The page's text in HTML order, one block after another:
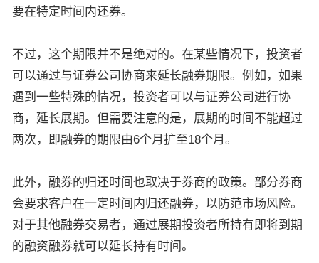
要在特定时间内还券。
不过，这个期限并不是绝对的。在某些情况下，投资者
可以通过与证券公司协商来延长融券期限。例如，如果
遇到一些特殊的情况，投资者可以与证券公司进行协
商，延长展期。但需要注意的是，展期的时间不能超过
两次，即融券的期限由6个月扩至18个月。
此外，融券的归还时间也取决于券商的政策。部分券商
会要求客户在一定时间内归还融券，以防范市场风险。
对于其他融券交易者，通过展期投资者所持有即将到期
的融资融券就可以延长持有时间。